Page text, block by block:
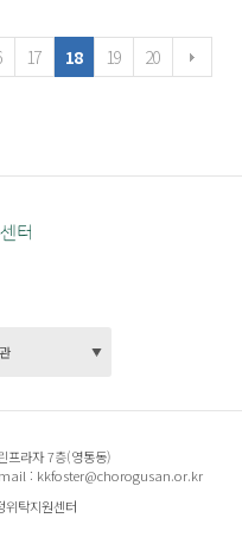
17 18 19 20
프라자 7층(영통동)
: kkfoster@chorogusan.or.kr
탁지원센터